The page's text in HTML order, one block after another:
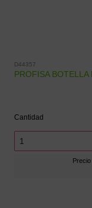
D44357
PROFISA
Cantidad